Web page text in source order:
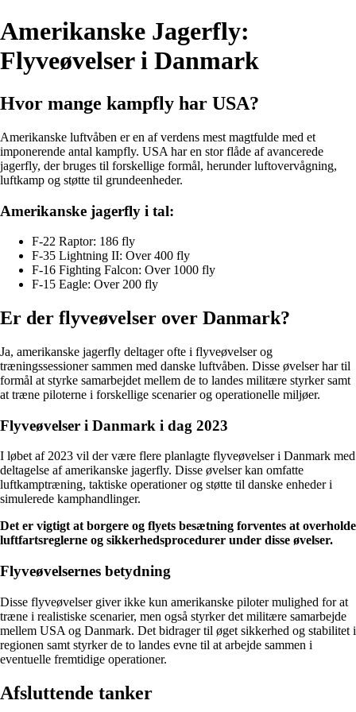
Amerikanske Jagerfly:
Flyveøvelser i Danmark
Hvor mange kampfly har USA?
Amerikanske luftvåben er en af verdens mest magtfulde med et
imponerende antal kampfly. USA har en stor flåde af avancerede
jagerfly, der bruges til forskellige formål, herunder luftovervågning,
luftkamp og støtte til grundeenheder.
Amerikanske jagerfly i tal:
F-22 Raptor: 186 fly
F-35 Lightning II: Over 400 fly
F-16 Fighting Falcon: Over 1000 fly
F-15 Eagle: Over 200 fly
Er der flyveøvelser over Danmark?
Ja, amerikanske jagerfly deltager ofte i flyveøvelser og
træningssessioner sammen med danske luftvåben. Disse øvelser har til
formål at styrke samarbejdet mellem de to landes militære styrker samt
at træne piloterne i forskellige scenarier og operationelle miljøer.
Flyveøvelser i Danmark i dag 2023
I løbet af 2023 vil der være flere planlagte flyveøvelser i Danmark med
deltagelse af amerikanske jagerfly. Disse øvelser kan omfatte
luftkamptræning, taktiske operationer og støtte til danske enheder i
simulerede kamphandlinger.
Det er vigtigt at borgere og flyets besætning forventes at overholde
luftfartsreglerne og sikkerhedsprocedurer under disse øvelser.
Flyveøvelsernes betydning
Disse flyveøvelser giver ikke kun amerikanske piloter mulighed for at
træne i realistiske scenarier, men også styrker det militære samarbejde
mellem USA og Danmark. Det bidrager til øget sikkerhed og stabilitet i
regionen samt styrker de to landes evne til at arbejde sammen i
eventuelle fremtidige operationer.
Afsluttende tanker